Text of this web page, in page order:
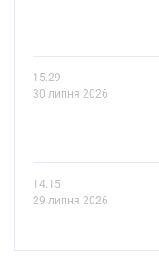
15.29
30 липня 2026
14.15
29 липня 2026